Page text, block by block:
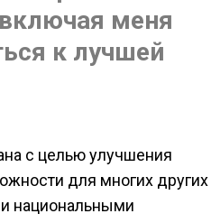
меня
к лучшей
с целью улучшения
для многих других
национальными